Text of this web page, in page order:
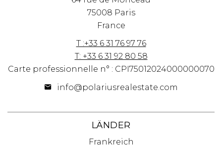
75008 Paris
France
T :+33 6 31 76 97 76
T: +33 6 31 92 80 58
Carte professionnelle n° : CPI75012024000000070
info@polariusrealestate.com
LÄNDER
Frankreich